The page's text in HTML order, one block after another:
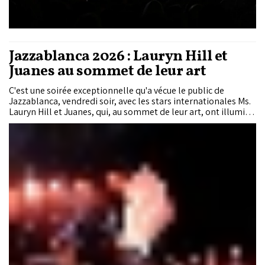
Jazzablanca 2026 : Lauryn Hill et
Juanes au sommet de leur art
C'est une soirée exceptionnelle qu'a vécue le public de
Jazzablanca, vendredi soir, avec les stars internationales Ms.
Lauryn Hill et Juanes, qui, au sommet de leur art, ont illuminé
la scène Casa Anfa avec des prestations captivantes, signant